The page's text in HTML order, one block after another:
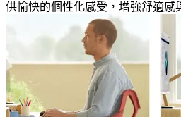
供愉快的個性化感受，增強舒適感